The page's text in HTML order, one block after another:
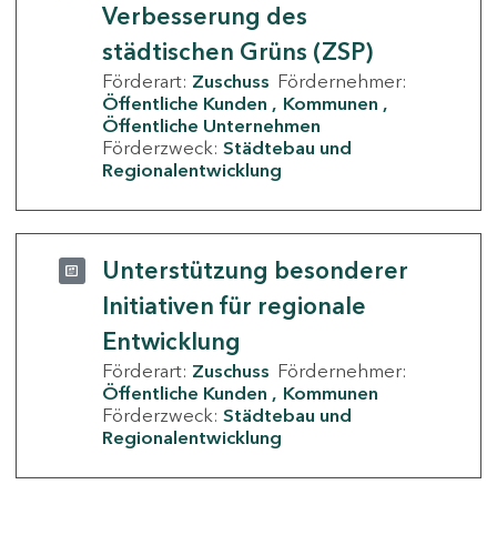
Verbesserung des
städtischen Grüns (ZSP)
Förderart: Zuschuss Fördernehmer:
Öffentliche Kunden
Kommunen
Öffentliche Unternehmen
Förderzweck: Städtebau und
Regionalentwicklung
Unterstützung besonderer
Initiativen für regionale
Entwicklung
Förderart: Zuschuss Fördernehmer:
Öffentliche Kunden
Kommunen
Förderzweck: Städtebau und
Regionalentwicklung